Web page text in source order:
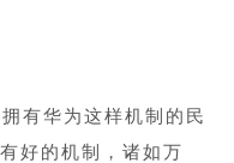
有华为这样机制的民
好的机制，诸如万